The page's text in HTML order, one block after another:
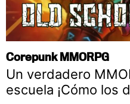
Corepunk MMORPG
Un verdadero
escuela ¡Cómo los